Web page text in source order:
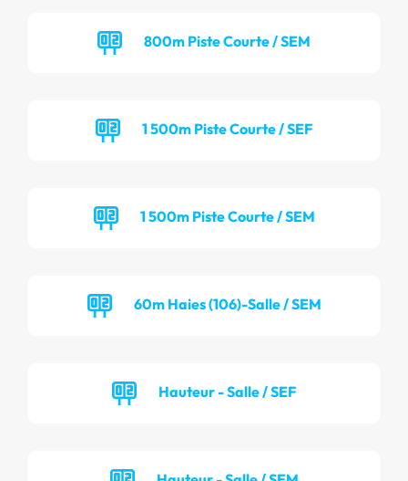
800m Piste Courte / SEM
1 500m Piste Courte / SEF
1 500m Piste Courte / SEM
60m Haies (106)-Salle / SEM
Hauteur - Salle / SEF